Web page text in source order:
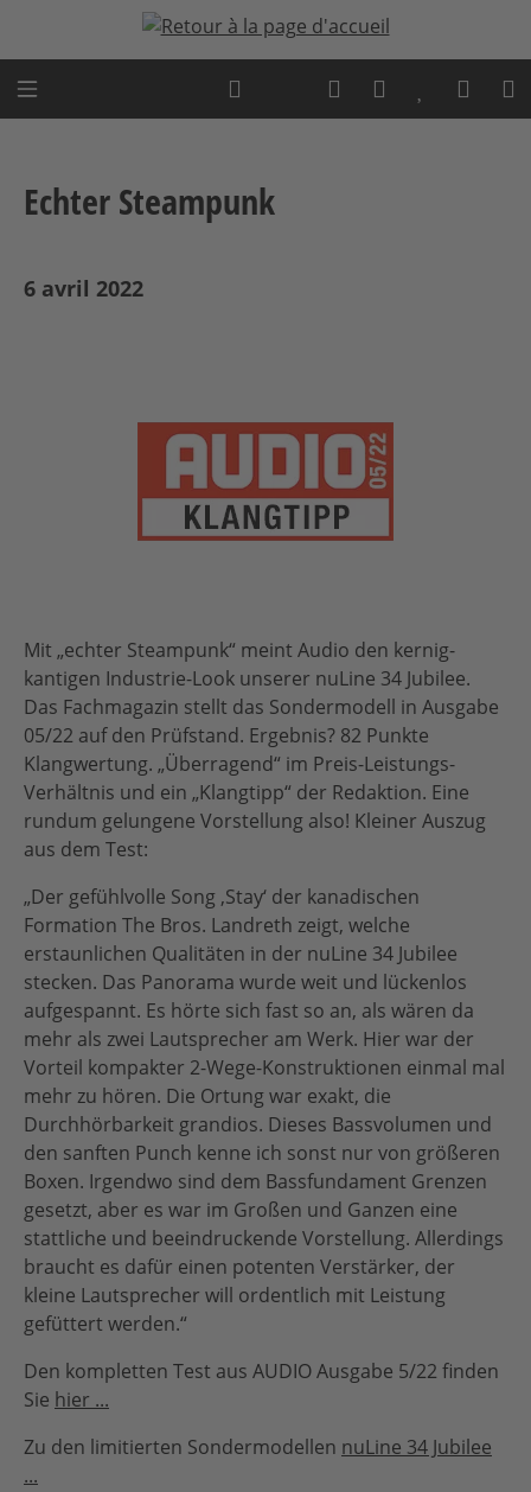
Passer au contenu principal
Expert advice
Echter Steampunk
6 avril 2022
Mit „echter Steampunk“ meint Audio den kernig-
kantigen Industrie-Look unserer nuLine 34 Jubilee.
Das Fachmagazin stellt das Sondermodell in Ausgabe
05/22 auf den Prüfstand. Ergebnis? 82 Punkte
Klangwertung. „Überragend“ im Preis-Leistungs-
Verhältnis und ein „Klangtipp“ der Redaktion. Eine
rundum gelungene Vorstellung also! Kleiner Auszug
aus dem Test:
„Der gefühlvolle Song ‚Stay‘ der kanadischen
Formation The Bros. Landreth zeigt, welche
erstaunlichen Qualitäten in der nuLine 34 Jubilee
stecken. Das Panorama wurde weit und lückenlos
aufgespannt. Es hörte sich fast so an, als wären da
mehr als zwei Lautsprecher am Werk. Hier war der
Vorteil kompakter 2-Wege-Konstruktionen einmal mal
mehr zu hören. Die Ortung war exakt, die
Durchhörbarkeit grandios. Dieses Bassvolumen und
den sanften Punch kenne ich sonst nur von größeren
Boxen. Irgendwo sind dem Bassfundament Grenzen
gesetzt, aber es war im Großen und Ganzen eine
stattliche und beeindruckende Vorstellung. Allerdings
braucht es dafür einen potenten Verstärker, der
kleine Lautsprecher will ordentlich mit Leistung
gefüttert werden.“
Den kompletten Test aus AUDIO Ausgabe 5/22 finden
Sie hier ...
Zu den limitierten Sondermodellen nuLine 34 Jubilee
...